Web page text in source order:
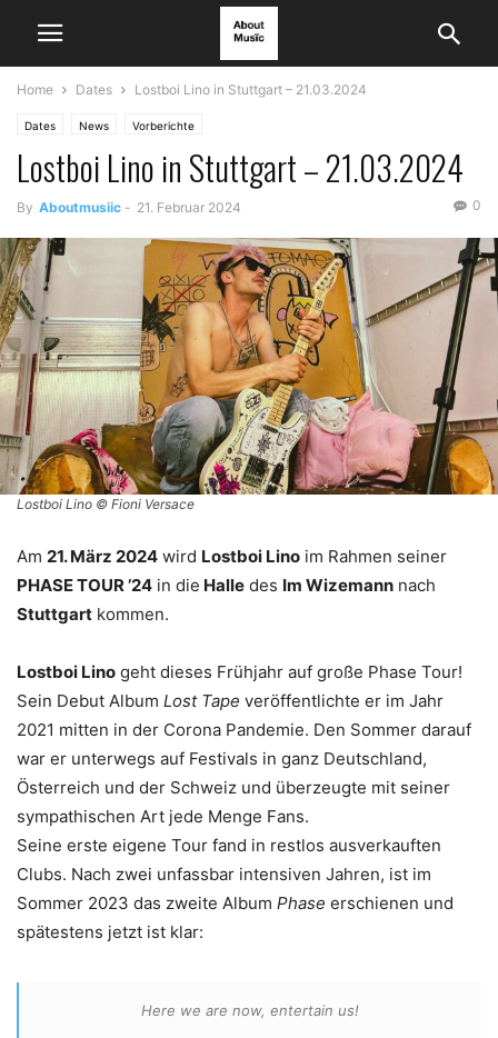
Home Dates Lostboi Lino in Stuttgart – 21.03.2024
Dates News Vorberichte
Lostboi Lino in Stuttgart – 21.03.2024
By Aboutmusiic - 21. Februar 2024 0
Lostboi Lino © Fioni Versace
Am 21. März 2024 wird Lostboi Lino im Rahmen seiner
PHASE TOUR ’24 in die Halle des Im Wizemann nach
Stuttgart kommen.
Lostboi Lino geht dieses Frühjahr auf große Phase Tour!
Sein Debut Album Lost Tape veröffentlichte er im Jahr
2021 mitten in der Corona Pandemie. Den Sommer darauf
war er unterwegs auf Festivals in ganz Deutschland,
Österreich und der Schweiz und überzeugte mit seiner
sympathischen Art jede Menge Fans.
Seine erste eigene Tour fand in restlos ausverkauften
Clubs. Nach zwei unfassbar intensiven Jahren, ist im
Sommer 2023 das zweite Album Phase erschienen und
spätestens jetzt ist klar:
Here we are now, entertain us!